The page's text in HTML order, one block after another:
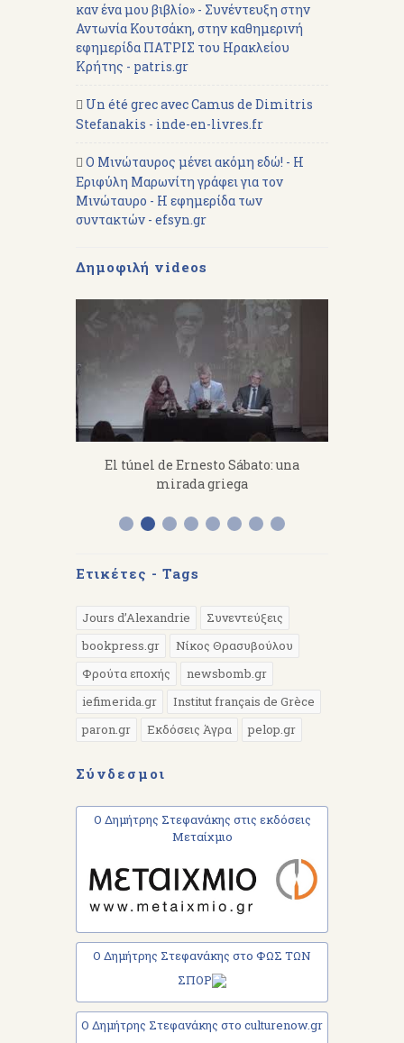
καν ένα μου βιβλίο» - Συνέντευξη στην
Αντωνία Κουτσάκη, στην καθημερινή
εφημερίδα ΠΑΤΡΙΣ του Ηρακλείου
Κρήτης - patris.gr
Un été grec avec Camus de Dimitris
Stefanakis - inde-en-livres.fr
Ο Μινώταυρος μένει ακόμη εδώ! - Η
Εριφύλη Μαρωνίτη γράφει για τον
Μινώταυρο - Η εφημερίδα των
συντακτών - efsyn.gr
Δημοφιλή videos
El túnel de Ernesto Sábato: una
mirada griega
Ετικέτες - Tags
Jours d’Alexandrie
Συνεντεύξεις
bookpress.gr
Νίκος Θρασυβούλου
Φρούτα εποχής
newsbomb.gr
iefimerida.gr
Institut français de Grèce
paron.gr
Εκδόσεις Άγρα pelop.gr
Σύνδεσμοι
Ο Δημήτρης Στεφανάκης στις εκδόσεις
Μεταίχμιο
Ο Δημήτρης Στεφανάκης στο ΦΩΣ ΤΩΝ
ΣΠΟΡ
Ο Δημήτρης Στεφανάκης στο culturenow.gr